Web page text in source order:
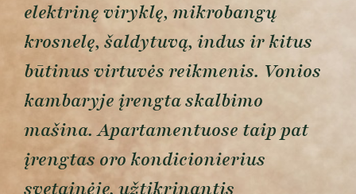
elektrinę viryklę, mikrobangų
krosnelę, šaldytuvą, indus ir kitus
būtinus virtuvės reikmenis. Vonios
kambaryje įrengta skalbimo
mašina. Apartamentuose taip pat
įrengtas oro kondicionierius
svetainėje, užtikrinantis